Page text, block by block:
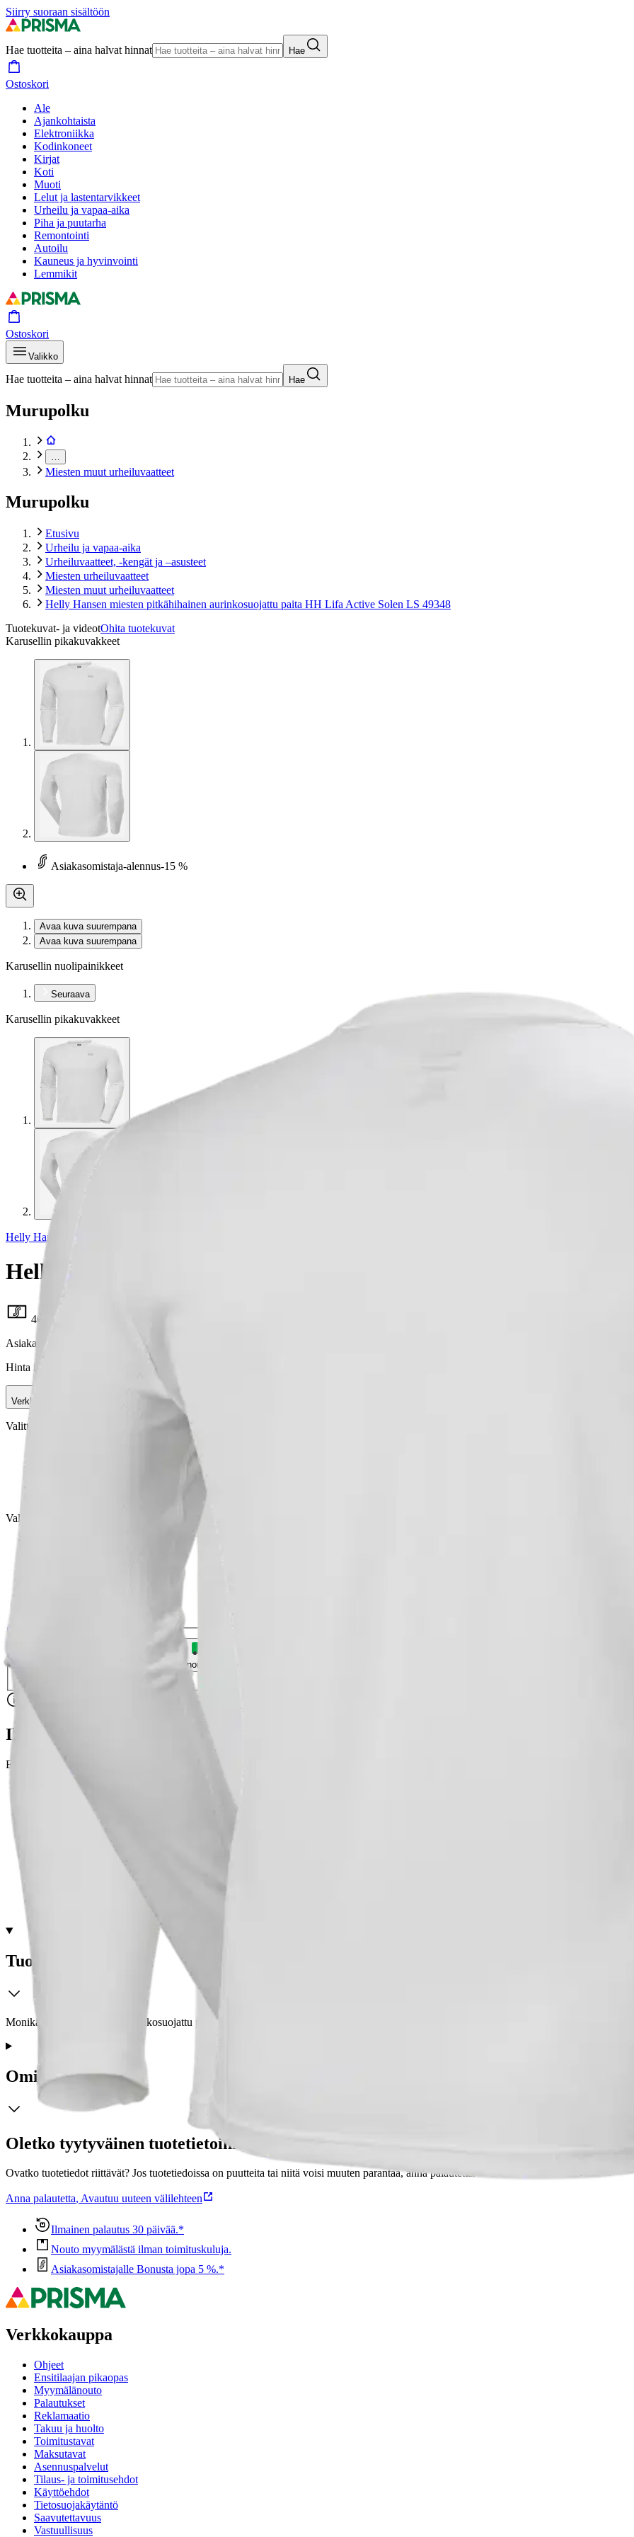
Siirry suoraan sisältöön
Hae tuotteita – aina halvat hinnat Hae
Ostoskori
Ale
Ajankohtaista
Elektroniikka
Kodinkoneet
Kirjat
Koti
Muoti
Lelut ja lastentarvikkeet
Urheilu ja vapaa-aika
Piha ja puutarha
Remontointi
Autoilu
Kauneus ja hyvinvointi
Lemmikit
Ostoskori
Valikko
Hae tuotteita – aina halvat hinnat Hae
Murupolku
Miesten muut urheiluvaatteet
Murupolku
Etusivu
Urheilu ja vapaa-aika
Urheiluvaatteet, -kengät ja –asusteet
Miesten urheiluvaatteet
Miesten muut urheiluvaatteet
Helly Hansen miesten pitkähihainen aurinkosuojattu paita HH Lifa Active Solen LS 49348
Tuotekuvat- ja videotOhita tuotekuvat
Karusellin pikakuvakkeet
Asiakasomistaja-alennus-15 %
Avaa kuva suurempana
Avaa kuva suurempana
Karusellin nuolipainikkeet
Seuraava
Karusellin pikakuvakkeet
Helly Hansen
Helly Hansen miesten pitkähihainen aurinkosuojattu paita HH
46,67 €
Asiakasomistajahinta
Hinta ilman S-Etukorttia:
54,90 €
Verkkokaupan hinta
Valittu väri:
Valittu koko:
Kotiin tai noutopisteeseen
Ilmainen toimitus yli 100 €:n tilauksille Postin pakettiautomaattiin tai
Etu ei koske Suuri‑lisäpalvelulla toimitettavia tuotteita.
Tarkista myymäläsaatavuus
Valitse tuotteen koko
Tuotekuvaus
Monikäyttöinen UPF 50+ aurinkosuojattu pitkähihainen paita jossa erinomaisesti kosteutta siirtävä Lifa materiaali ihoa vasten. Tuotteen
Ominaisuudet
Oletko tyytyväinen tuotetietoihin?
Ovatko tuotetiedot riittävät? Jos tuotetiedoissa on puutteita tai niitä voisi muuten parantaa, anna palautetta.
Anna palautetta, Avautuu uuteen välilehteen
Ilmainen palautus 30 päivää.*
Nouto myymälästä ilman toimituskuluja.
Asiakasomistajalle Bonusta jopa 5 %.*
Verkkokauppa
Ohjeet
Ensitilaajan pikaopas
Myymälänouto
Palautukset
Reklamaatio
Takuu ja huolto
Toimitustavat
Maksutavat
Asennuspalvelut
Tilaus- ja toimitusehdot
Käyttöehdot
Tietosuojakäytäntö
Saavutettavuus
Vastuullisuus